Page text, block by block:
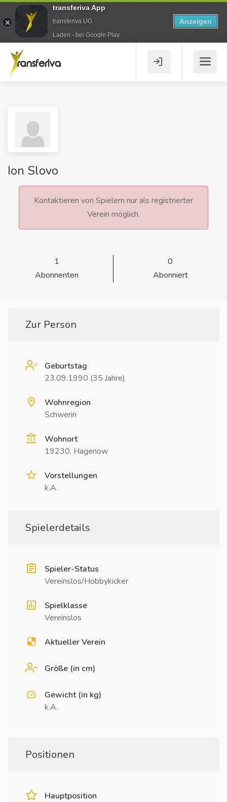
Ion Slovo
Kontaktieren von Spielern nur als registrierter
Verein möglich.
1
Abonnenten
0
Abonniert
Zur Person
Geburtstag
23.09.1990 (35 Jahre)
Wohnregion
Schwerin
Wohnort
19230, Hagenow
Vorstellungen
k.A.
Spielerdetails
Spieler-Status
Vereinslos/Hobbykicker
Spielklasse
Vereinslos
Aktueller Verein
Größe (in cm)
Gewicht (in kg)
k.A.
Positionen
Hauptposition
transferiva App
transferiva UG
Laden - bei Google Play
Anzeigen